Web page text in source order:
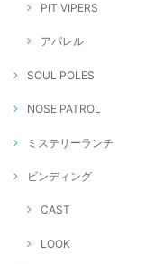
PIT VIPERS
アパレル
SOUL POLES
NOSE PATROL
ミステリーランチ
ビンディング
CAST
LOOK